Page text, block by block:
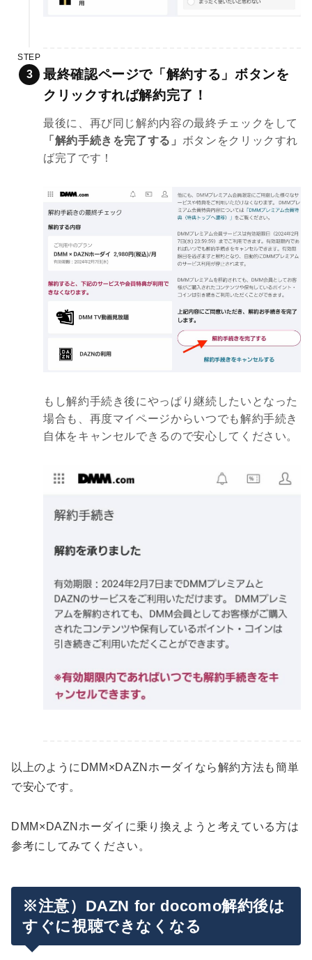
STEP
最終確認ページで「解約する」ボタンを
クリックすれば解約完了！
最後に、再び同じ解約内容の最終チェックをして
「解約手続きを完了する」 ボタンをクリックすれ
ば完了です！
もし解約手続き後にやっぱり継続したいとなった
場合も、再度マイページからいつでも解約手続き
自体をキャンセルできるので安心してください。
以上のようにDMM×DAZNホーダイなら解約方法も簡単
で安心です。
DMM×DAZNホーダイに乗り換えようと考えている方は
参考にしてみてください。
※注意）DAZN for docomo解約後は
すぐに視聴できなくなる